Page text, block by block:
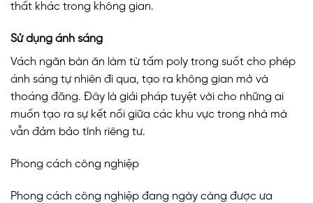
thất khác trong không gian.
Sử dụng ánh sáng
Vách ngăn bàn ăn làm từ tấm poly trong suốt cho phép
ánh sáng tự nhiên đi qua, tạo ra không gian mở và
thoáng đãng. Đây là giải pháp tuyệt vời cho những ai
muốn tạo ra sự kết nối giữa các khu vực trong nhà mà
vẫn đảm bảo tính riêng tư.
Phong cách công nghiệp
Phong cách công nghiệp đang ngày càng được ưa